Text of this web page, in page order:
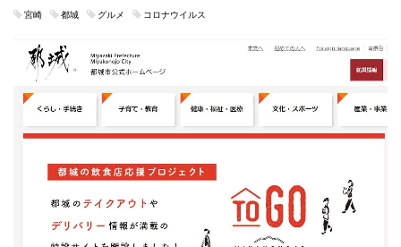
宮崎 都城 グルメ コロナウイルス